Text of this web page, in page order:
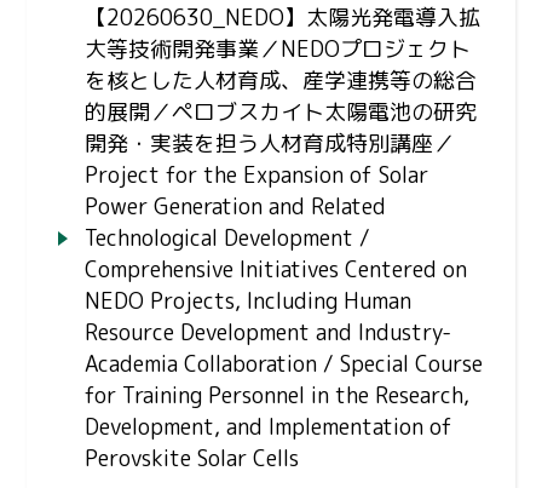
【20260630_NEDO】太陽光発電導入拡
大等技術開発事業／NEDOプロジェクト
を核とした人材育成、産学連携等の総合
的展開／ペロブスカイト太陽電池の研究
開発・実装を担う人材育成特別講座／
Project for the Expansion of Solar
Power Generation and Related
Technological Development /
Comprehensive Initiatives Centered on
NEDO Projects, Including Human
Resource Development and Industry-
Academia Collaboration / Special Course
for Training Personnel in the Research,
Development, and Implementation of
Perovskite Solar Cells